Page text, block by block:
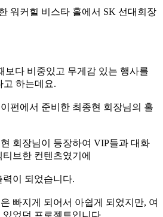
워커힐 비스타 홀에서 SK 선대회장
보다 비중있고 무게감 있는 행사를
고 하는데요.
펀에서 준비한 최종현 회장님의 홀
회장님이 등장하여 VIP들과 대화
브한 컨텐츠였기에
이 되었습니다.
빠지게 되어서 아쉽게 되었지만, 여